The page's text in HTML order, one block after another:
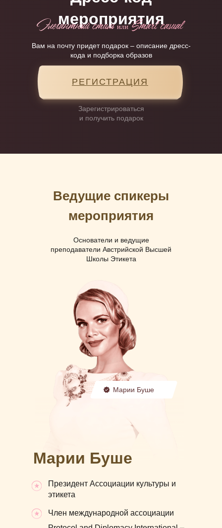
мероприятия
Вам на почту придет подарок – описание дресс-
кода и подборка образов
Зарегистрироваться
и получить подарок
РЕГИСТРАЦИЯ
Ведущие спикеры
мероприятия
Марии Буше
Президент Ассоциации культуры и
этикета
Основатели и ведущие
преподаватели Австрийской Высшей
Школы Этикета
Член международной ассоциации
Марии Буше